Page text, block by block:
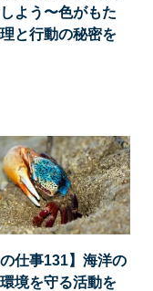
よう〜色がもた
と行動の秘密を
の仕事131】海洋の
境を守る活動を